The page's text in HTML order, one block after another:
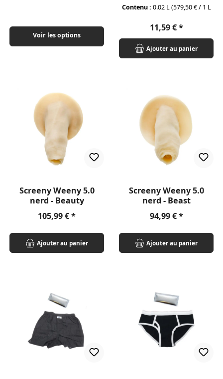
Voir les options
Contenu : 0.02 L(579,50 € / 1 L
Prix régulier :
11,59 €
Ajouter au panier
Screeny Weeny 5.0
nerd - Beauty
Prix régulier :
105,99 €
Ajouter au panier
Screeny Weeny 5.0
nerd - Beast
Prix régulier :
94,99 €
Ajouter au panier